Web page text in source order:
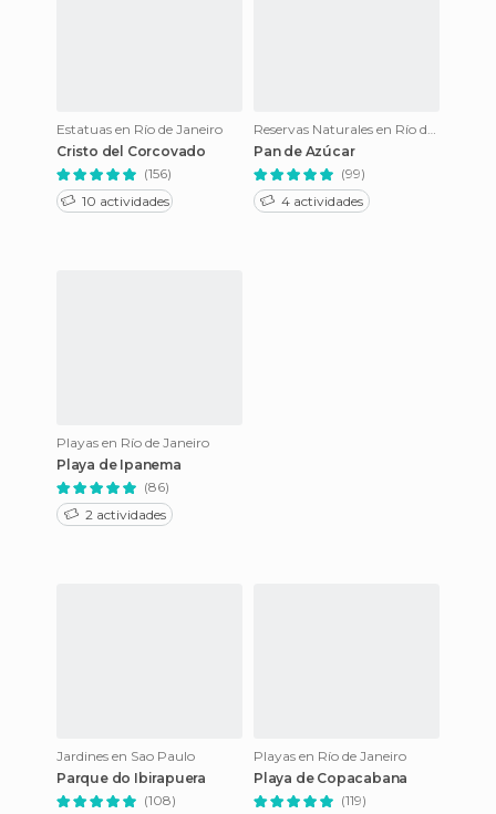
Estatuas en Río de Janeiro
Cristo del Corcovado
(156)
10 actividades
Reservas Naturales en Río de Janeiro
Pan de Azúcar
(99)
4 actividades
Playas en Río de Janeiro
Playa de Ipanema
(86)
2 actividades
Jardines en Sao Paulo
Parque do Ibirapuera
(108)
Playas en Río de Janeiro
Playa de Copacabana
(119)